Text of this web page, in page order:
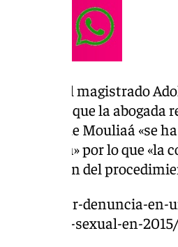
cuando el magistrado
hasta que la abogada
que Mouliaá «se
confianza» por lo que
del
aida-nizar-denuncia-
agresion-sexual-en-2015/